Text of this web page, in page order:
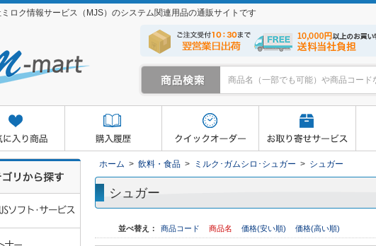
ロク情報サービス（MJS）のシステム関連用品の通販サイトです
お取り寄せサービス マイページ よくあるご質問
ホーム > 飲料・食品 > ミルク･ガムシロ･シュガー > シュガー
シュガー
並べ替え： 商品コード 商品名 価格(安い順) 価格(高い順)